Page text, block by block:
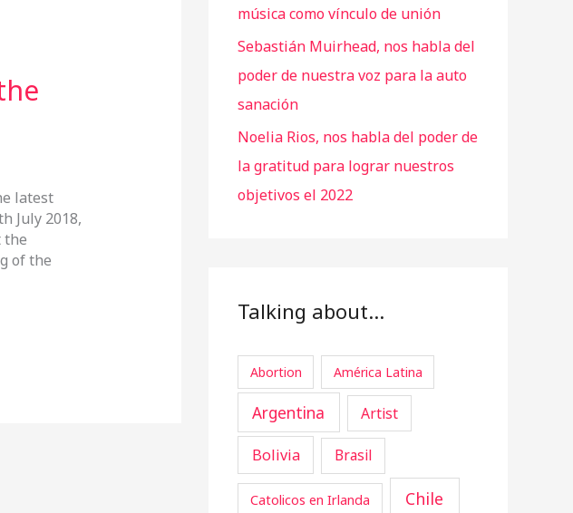
latest
July 2018,
the
of the
música como vínculo de unión
Sebastián Muirhead, nos habla del
poder de nuestra voz para la auto
sanación
Noelia Rios, nos habla del poder de
la gratitud para lograr nuestros
objetivos el 2022
Talking about…
Abortion América Latina
Argentina Artist
Bolivia Brasil
Catolicos en Irlanda Chile